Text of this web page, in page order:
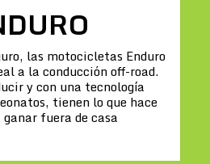
las motocicletas Enduro
a la conducción off-road.
y con una tecnología
tienen lo que hace
fuera de casa